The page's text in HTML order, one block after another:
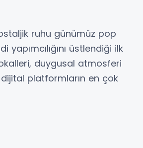
ruhu günümüz pop
yapımcılığını üstlendiği ilk
duygusal atmosferi
platformların en çok